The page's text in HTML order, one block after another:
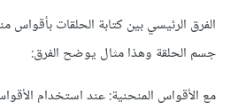
الفرق الرئيسي بين كتابة الحلقات بأقواس
جسم الحلقة وهذا مثال يوضح الفرق:
مع الأقواس المنحنية: عند استخدام